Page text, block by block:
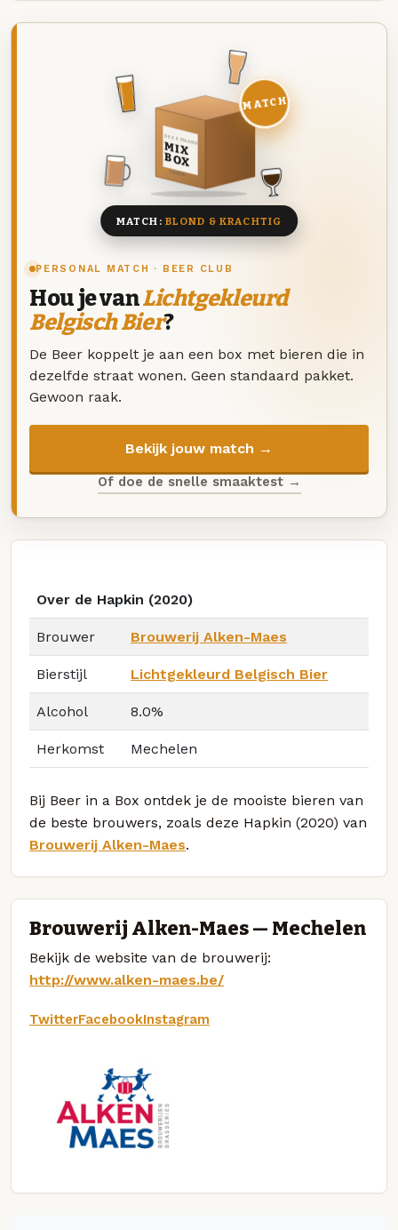
PERSONAL MATCH · BEER CLUB
Hou je vanLichtgekleurd
Belgisch Bier?
De Beer koppelt je aan een box met bieren die in
dezelfde straat wonen. Geen standaard pakket.
Gewoon raak.
Bekijk jouw match →
Of doe de snelle smaaktest →
DEZE MAAND
MIX
BOX
8 BIEREN
MATCH
MATCH: BLOND & KRACHTIG
Over de Hapkin (2020)
Brouwer Brouwerij Alken-Maes
Bierstijl Lichtgekleurd Belgisch Bier
Alcohol 8.0%
Herkomst Mechelen
Bij Beer in a Box ontdek je de mooiste bieren van
de beste brouwers, zoals deze Hapkin (2020) van
Brouwerij Alken-Maes.
Brouwerij Alken-Maes — Mechelen
Bekijk de website van de brouwerij:
http://www.alken-maes.be/
TwitterFacebookInstagram